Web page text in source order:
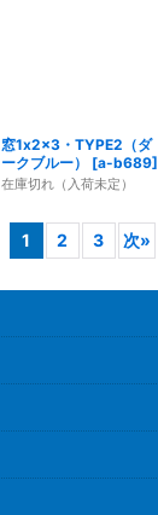
窓1x2x3・TYPE2（ダ
ークブルー）
[a-b689]
在庫切れ（入荷未定）
1 2 3 次»